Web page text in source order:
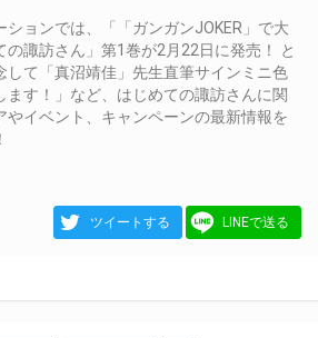
ションでは、「「ガンガンJOKER」で大
の諏訪さん」第1巻が2月22日に発売！ と
して「真沼靖佳」先生直筆サインミニ色
ます！」など、はじめての諏訪さんに関
やイベント、キャンペーンの最新情報を
ツイートする LINEで送る